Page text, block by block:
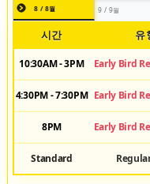
8 / 8월 9 / 9월
시간 유
10:30AM - 3PM Early Bird
4:30PM - 7:30PM Early Bird
8PM Early Bird
Standard